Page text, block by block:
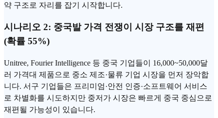
약 구조로 자리를 잡기 시작합니다.
시나리오 2: 중국발 가격 전쟁이 시장 구조를 재편
(확률 55%)
Unitree, Fourier Intelligence 등 중국 기업들이 16,000~50,000달
러 가격대 제품으로 중소 제조·물류 기업 시장을 먼저 장악합
니다. 서구 기업들은 프리미엄·안전 인증·소프트웨어 서비스
로 차별화를 시도하지만 중저가 시장은 빠르게 중국 중심으로
재편될 가능성이 있습니다.